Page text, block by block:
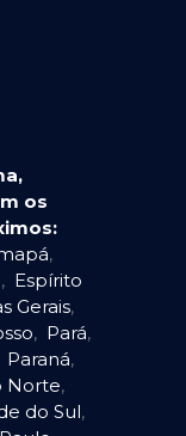
os
,
, Espírito
Gerais,
, Pará,
Paraná,
Norte,
do Sul,